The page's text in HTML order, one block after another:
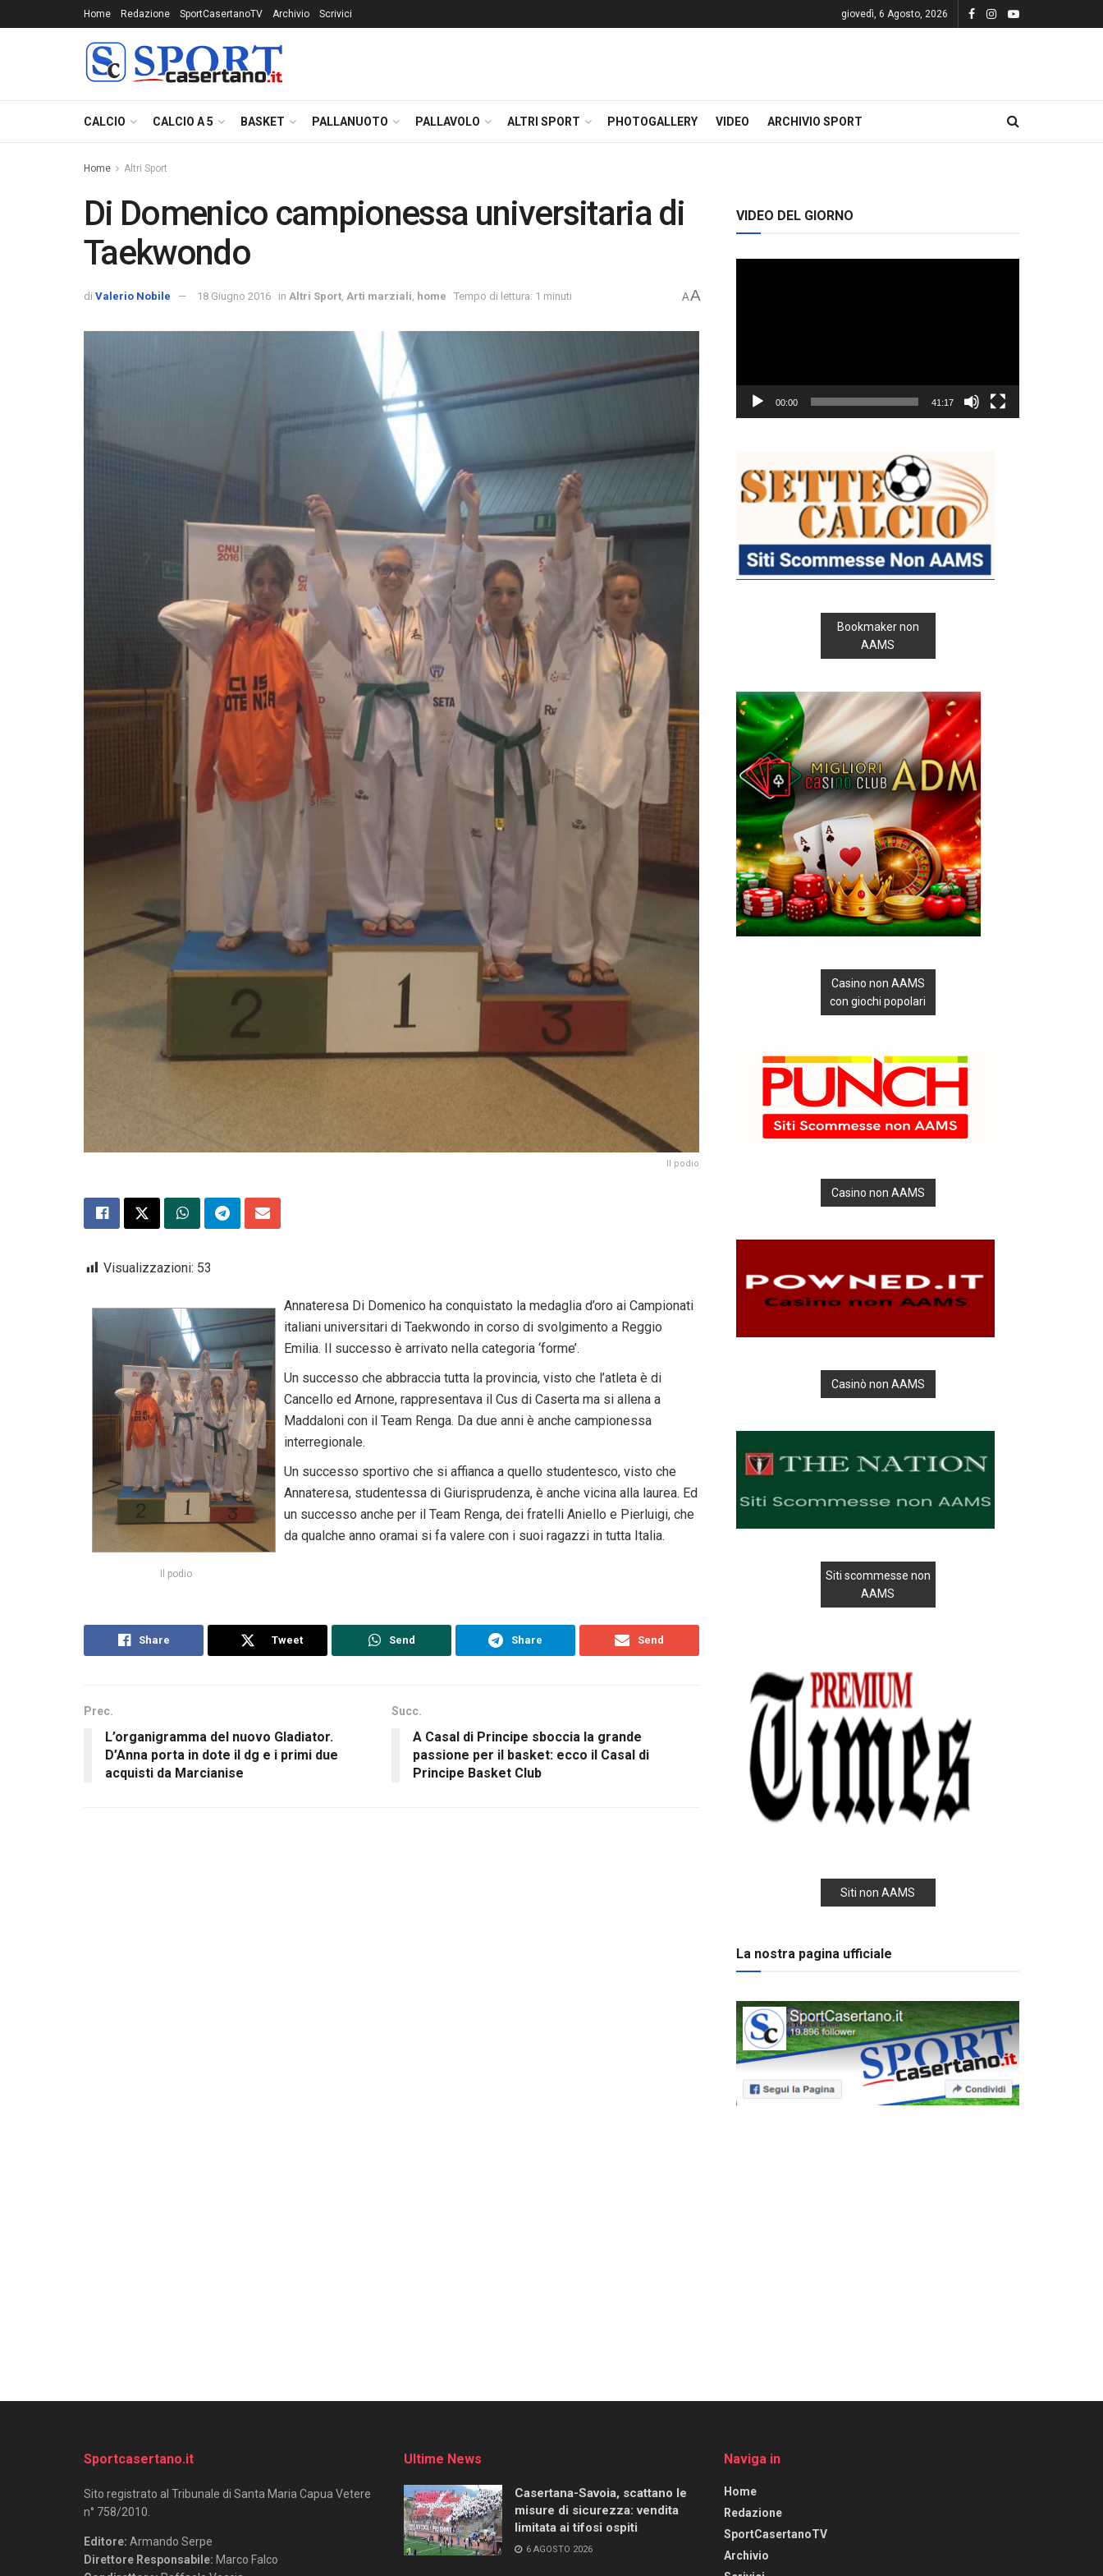
Home Redazione SportCasertanoTV Archivio Scrivici giovedì, 6 Agosto, 2026
CALCIO CALCIO A 5 BASKET PALLANUOTO PALLAVOLO ALTRI SPORT PHOTOGALLERY VIDEO ARCHIVIO SPORT
Home Altri Sport
Di Domenico campionessa universitaria di
Taekwondo
di Valerio Nobile 18 Giugno 2016 in Altri Sport Arti marziali home Tempo di lettura: 1 minuti AA
Il podio
Visualizzazioni: 53
Il podio
Annateresa Di Domenico ha conquistato la medaglia d’oro ai Campionati
italiani universitari di Taekwondo in corso di svolgimento a Reggio
Emilia. Il successo è arrivato nella categoria ‘forme’.
Un successo che abbraccia tutta la provincia, visto che l’atleta è di
Cancello ed Arnone, rappresentava il Cus di Caserta ma si allena a
Maddaloni con il Team Renga. Da due anni è anche campionessa
interregionale.
Un successo sportivo che si affianca a quello studentesco, visto che
Annateresa, studentessa di Giurisprudenza, è anche vicina alla laurea. Ed
un successo anche per il Team Renga, dei fratelli Aniello e Pierluigi, che
da qualche anno oramai si fa valere con i suoi ragazzi in tutta Italia.
Share Tweet Send Share Send
Prec.
L’organigramma del nuovo Gladiator.
D’Anna porta in dote il dg e i primi due
acquisti da Marcianise
Succ.
A Casal di Principe sboccia la grande
passione per il basket: ecco il Casal di
Principe Basket Club
VIDEO DEL GIORNO
00:00 41:17
Bookmaker non
AAMS
Casino non AAMS
con giochi popolari
Casino non AAMS
Casinò non AAMS
Siti scommesse non
AAMS
Siti non AAMS
La nostra pagina ufficiale
Sportcasertano.it
Sito registrato al Tribunale di Santa Maria Capua Vetere
n° 758/2010.
Editore: Armando Serpe
Direttore Responsabile: Marco Falco
Ultime News
Casertana-Savoia, scattano le
misure di sicurezza: vendita
limitata ai tifosi ospiti
6 AGOSTO 2026
Naviga in
Home
Redazione
SportCasertanoTV
Archivio